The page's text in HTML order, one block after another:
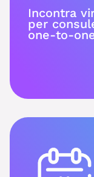
Incontra
per
one-to-